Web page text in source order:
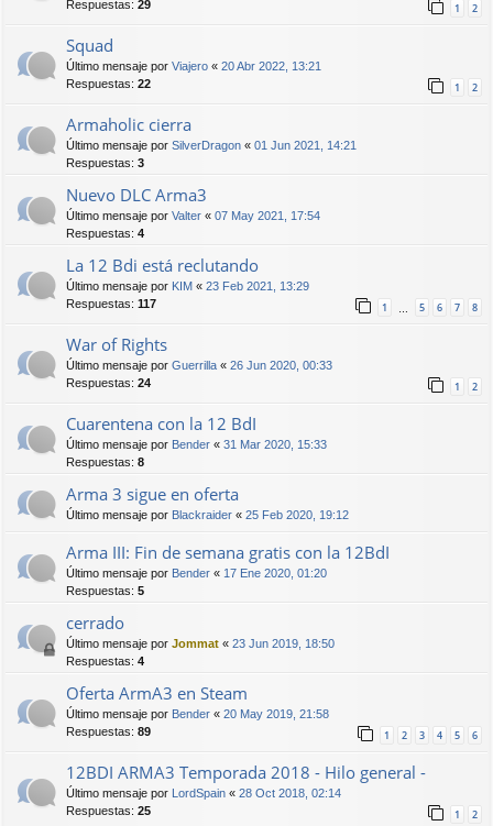
Respuestas: 29 1 2
Squad
Último mensaje por Viajero « 20 Abr 2022, 13:21
Respuestas: 22 1 2
Armaholic cierra
Último mensaje por SilverDragon « 01 Jun 2021, 14:21
Respuestas: 3
Nuevo DLC Arma3
Último mensaje por Valter « 07 May 2021, 17:54
Respuestas: 4
La 12 Bdi está reclutando
Último mensaje por KIM « 23 Feb 2021, 13:29
Respuestas: 117 1 … 5 6 7 8
War of Rights
Último mensaje por Guerrilla « 26 Jun 2020, 00:33
Respuestas: 24 1 2
Cuarentena con la 12 BdI
Último mensaje por Bender « 31 Mar 2020, 15:33
Respuestas: 8
Arma 3 sigue en oferta
Último mensaje por Blackraider « 25 Feb 2020, 19:12
Arma III: Fin de semana gratis con la 12BdI
Último mensaje por Bender « 17 Ene 2020, 01:20
Respuestas: 5
cerrado
Último mensaje por Jommat « 23 Jun 2019, 18:50
Respuestas: 4
Oferta ArmA3 en Steam
Último mensaje por Bender « 20 May 2019, 21:58
Respuestas: 89 1 2 3 4 5 6
12BDI ARMA3 Temporada 2018 - Hilo general -
Último mensaje por LordSpain « 28 Oct 2018, 02:14
Respuestas: 25 1 2